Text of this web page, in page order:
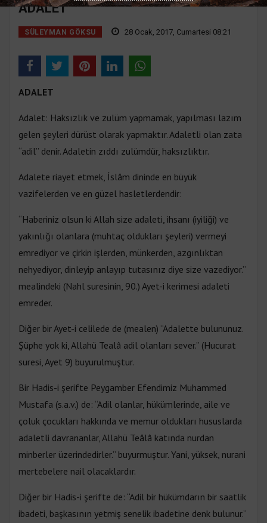
ADALET
SÜLEYMAN GÖKSU 28 Ocak, 2017, Cumartesi 08:21
ADALET
Adalet: Haksızlık ve zulüm yapmamak, yapılması lazım
gelen şeyleri dürüst olarak yapmaktır. Adaletli olan zata
“adil” denir. Adaletin zıddı zulümdür, haksızlıktır.
Adalete riayet etmek, İslâm dininde en büyük
vazifelerden ve en güzel hasletlerdendir:
“Haberiniz olsun ki Allah size adaleti, ihsanı (iyiliği) ve
yakınlığı olanlara (muhtaç oldukları şeyleri) vermeyi
emrediyor ve çirkin işlerden, münkerden, azgınlıktan
nehyediyor, dinleyip anlayıp tutasınız diye size vazediyor.”
mealindeki (Nahl suresinin, 90.) Ayet-i kerimesi adaleti
emreder.
Diğer bir Ayet-i celilede de (mealen) “Adalette bulununuz.
Şüphe yok ki, Allahü Tealâ adil olanları sever.” (Hucurat
suresi, Ayet 9) buyurulmuştur.
Bir Hadis-i şerifte Peygamber Efendimiz Muhammed
Mustafa (s.a.v.) de: “Adil olanlar, hükümlerinde, aile ve
çoluk çocukları hakkında ve memur oldukları hususlarda
adaletli davrananlar, Allahü Teâlâ katında nurdan
minberler üzerindedirler.” buyurmuştur. Yani, yüksek, nurani
mertebelere nail olacaklardır.
Diğer bir Hadis-i şerifte de: “Adil bir hükümdarın bir saatlik
ibadeti, başkasının yetmiş senelik ibadetine denk bulunur.”